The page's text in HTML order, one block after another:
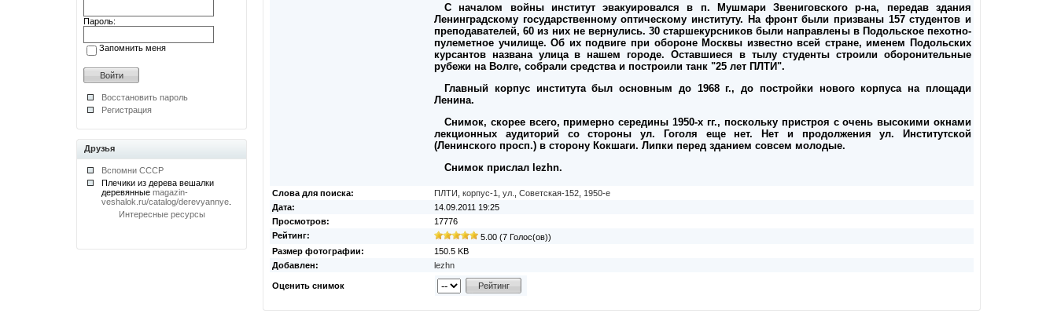
Пароль:
Запомнить меня
Восстановить пароль
Регистрация
Друзья
Вспомни СССР
Плечики из дерева вешалки
деревянные magazin-
veshalok.ru/catalog/derevyannye
Интересные ресурсы
С началом войны институт эвакуировался в п. Мушмари Звениговского р-на, передав здания
Ленинградскому государственному оптическому институту. На фронт были призваны 157 студентов и
преподавателей, 60 из них не вернулись. 30 старшекурсников были направлены в Подольское пехотно-
пулеметное училище. Об их подвиге при обороне Москвы известно всей стране, именем Подольских
курсантов названа улица в нашем городе. Оставшиеся в тылу студенты строили оборонительные
рубежи на Волге, собрали средства и построили танк "25 лет ПЛТИ".
Главный корпус института был основным до 1968 г., до постройки нового корпуса на площади
Ленина.
Снимок, скорее всего, примерно середины 1950-х гг., поскольку пристроя с очень высокими окнами
лекционных аудиторий со стороны ул. Гоголя еще нет. Нет и продолжения ул. Институтской
(Ленинского просп.) в сторону Кокшаги. Липки перед зданием совсем молодые.
Снимок прислал lezhn.
Слова для поиска: ПЛТИ корпус-1 ул. Советская-152 1950-е
Дата:
14.09.2011 19:25
Просмотров:
17776
Рейтинг:
5.00 (7 Голос(ов))
Размер фотографии:
150.5 KB
Добавлен:
lezhn
Оценить снимок